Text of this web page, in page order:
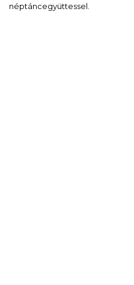
néptáncegyüttessel.